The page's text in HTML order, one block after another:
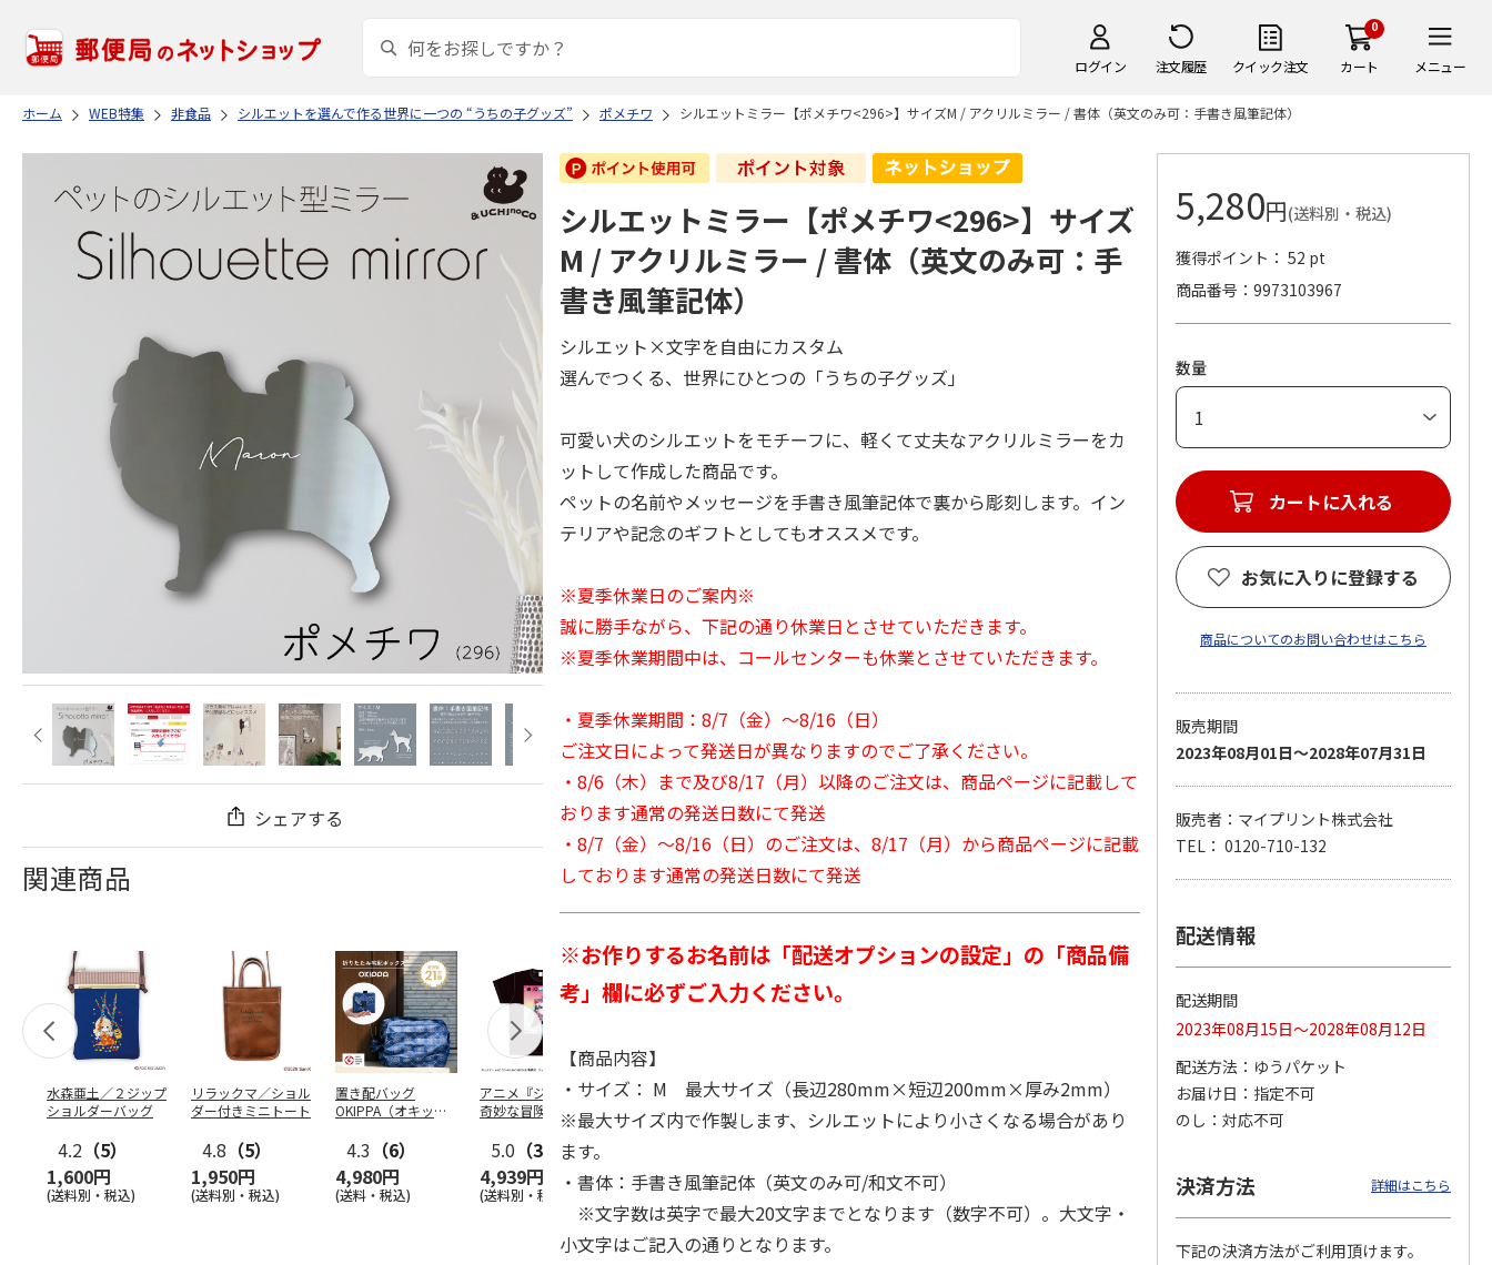
ログイン 注文履歴 クイック注文
0
カート メニュー
ホーム WEB特集 非食品 シルエットを選んで作る世界に一つの “うちの子グッズ” ポメチワ シルエットミラー【ポメチワ<296>】サイズM / アクリルミラー / 書体（英文のみ可：手書き風筆記体）
シェアする
関連商品
水森亜土／２ジップ
ショルダーバッグ
4.2 （5）
1,600円
(送料別・税込)
リラックマ／ショル
ダー付きミニトート
4.8 （5）
1,950円
(送料別・税込)
置き配バッグ
OKIPPA（オキッ
4.3 （6）
4,980円
(送料・税込)
アニメ『ジョジョの
奇妙な冒険 黄金の
風』CITY POP…
5.0 （3）
4,939円
(送料別・税込)
コジコジ／ショルダ
ー付きバッグ
1,760円
(送料別・税込)
POSTIES オリジナ
ルTシャツ Sサイズ
3,080円
(送料別・税込)
アニメ『ジョジョの
奇妙な冒険 黄金の
風』CITY POP …
3,839円
(送料別・税込)
『ジョジョの奇妙な
冒険 スターダスト
クルセイダース』
『ジョジョの奇妙な
冒険 スターダスト
クルセイダース』
3,300円
(送料別・税込)
3,300円
(送料別・税込)
シルエットミラー【ポメチワ<296>】サイズ
M / アクリルミラー / 書体（英文のみ可：手
書き風筆記体）
シルエット×文字を自由にカスタム
選んでつくる、世界にひとつの「うちの子グッズ」
可愛い犬のシルエットをモチーフに、軽くて丈夫なアクリルミラーをカ
ットして作成した商品です。
ペットの名前やメッセージを手書き風筆記体で裏から彫刻します。イン
テリアや記念のギフトとしてもオススメです。
※夏季休業日のご案内※
誠に勝手ながら、下記の通り休業日とさせていただきます。
※夏季休業期間中は、コールセンターも休業とさせていただきます。
・夏季休業期間：8/7（金）～8/16（日）
ご注文日によって発送日が異なりますのでご了承ください。
・8/6（木）まで及び8/17（月）以降のご注文は、商品ページに記載して
おります通常の発送日数にて発送
・8/7（金）～8/16（日）のご注文は、8/17（月）から商品ページに記載
しております通常の発送日数にて発送
※お作りするお名前は「配送オプションの設定」の「商品備
考」欄に必ずご入力ください。
【商品内容】
・サイズ： M 最大サイズ（長辺280mm×短辺200mm×厚み2mm）
※最大サイズ内で作製します、シルエットにより小さくなる場合があり
ます。
・書体：手書き風筆記体（英文のみ可/和文不可）
※文字数は英字で最大20文字までとなります（数字不可）。大文字・
小文字はご記入の通りとなります。
5,280円(送料別・税込)
獲得ポイント： 52 pt
商品番号
9973103967
数量
カートに入れる
お気に入りに登録する
商品についてのお問い合わせはこちら
販売期間
2023年08月01日～2028年07月31日
販売者：マイプリント株式会社
TEL： 0120-710-132
配送情報
配送期間
2023年08月15日～2028年08月12日
配送方法
ゆうパケット
お届け日
指定不可
のし
対応不可
決済方法 詳細はこちら
下記の決済方法がご利用頂けます。